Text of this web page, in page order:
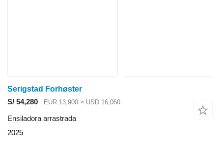
Serigstad Forhøster
S/ 54,280
EUR 13,900 ≈ USD 16,060
Ensiladora arrastrada
2025